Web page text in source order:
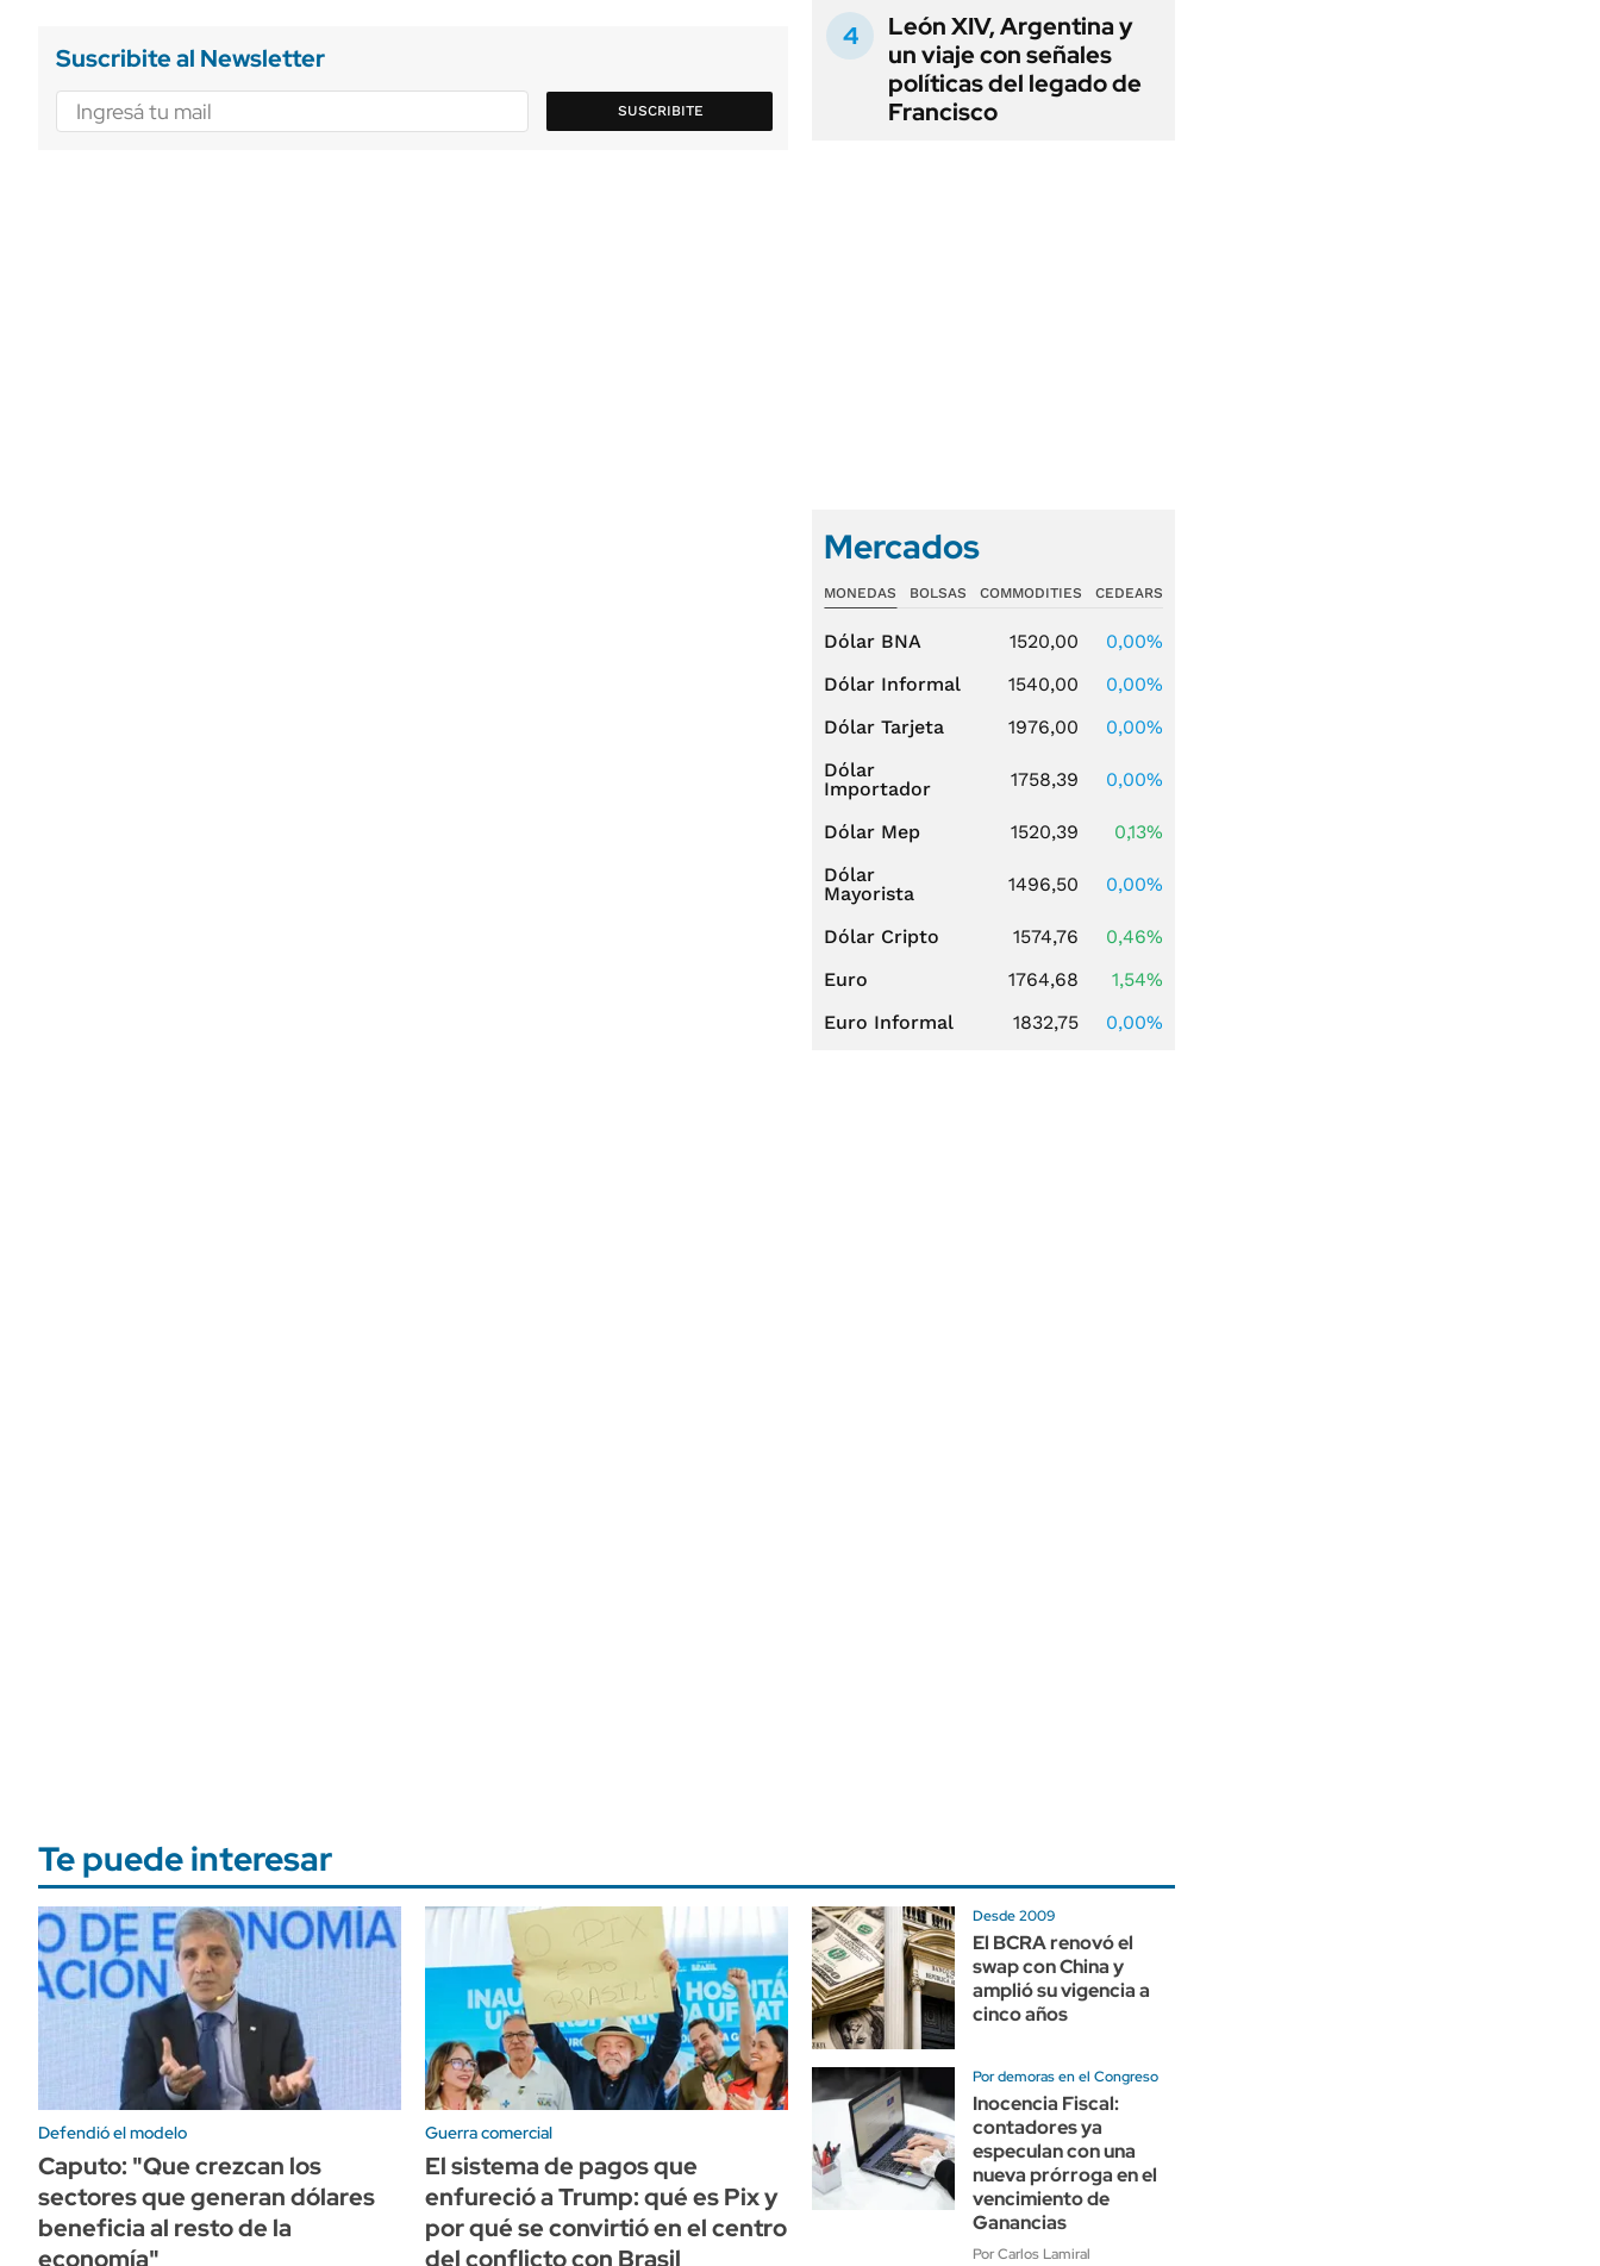
Suscribite al Newsletter
SUSCRIBITE
León XIV, Argentina y
un viaje con señales
políticas del legado de
Francisco
Mercados
MONEDAS BOLSAS COMMODITIES CEDEARS
Dólar BNA 1520,00
0,00%
Dólar Informal
1540,00
0,00%
Dólar Tarjeta
1976,00
0,00%
Dólar
Importador
1758,39 0,00%
Dólar Mep 1520,39
0,13%
Dólar
Mayorista
1496,50 0,00%
Dólar Cripto 1574,76
0,46%
Euro
1764,68
1,54%
Euro Informal
1832,75 0,00%
Te puede interesar
Defendió el modelo
Caputo: "Que crezcan los
sectores que generan dólares
beneficia al resto de la
economía"
Guerra comercial
El sistema de pagos que
enfureció a Trump: qué es Pix y
por qué se convirtió en el centro
del conflicto con Brasil
Desde 2009
El BCRA renovó el
swap con China y
amplió su vigencia a
cinco años
Por demoras en el Congreso
Inocencia Fiscal:
contadores ya
especulan con una
nueva prórroga en el
vencimiento de
Ganancias
Por Carlos Lamiral